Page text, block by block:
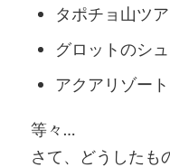
タポチョ山ツ
グロットのシ
アクアリゾー
等々…
さて、どうしたも